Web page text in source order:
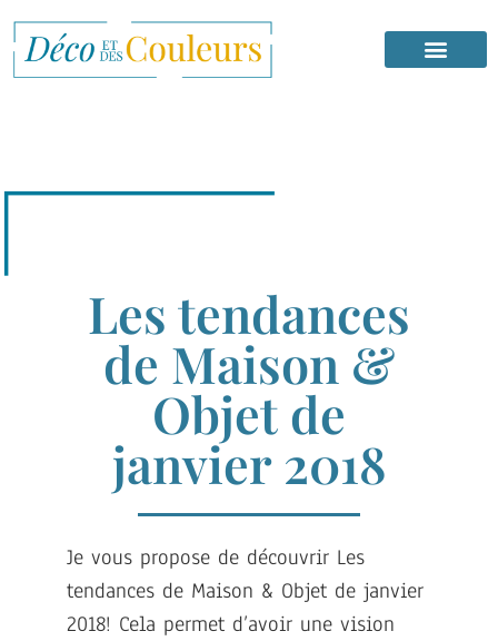
Les tendances
de Maison &
Objet de
janvier 2018
Je vous propose de découvrir Les
tendances de Maison & Objet de janvier
2018! Cela permet d’avoir une vision